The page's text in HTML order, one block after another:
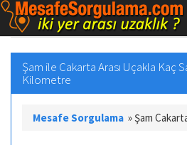
Şam ile Cakarta Arası Uçakla Kaç
Kilometre
Mesafe Sorgulama »Şam